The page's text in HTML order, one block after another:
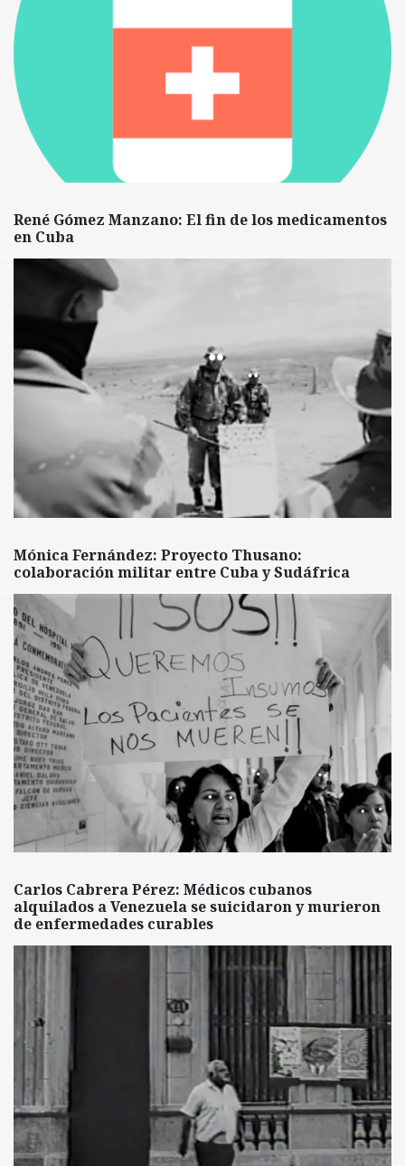
René Gómez Manzano: El fin de los medicamentos
en Cuba
Mónica Fernández: Proyecto Thusano:
colaboración militar entre Cuba y Sudáfrica
Carlos Cabrera Pérez: Médicos cubanos
alquilados a Venezuela se suicidaron y murieron
de enfermedades curables